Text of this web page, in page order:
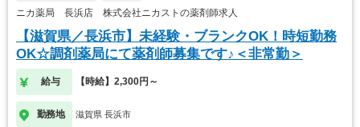
ニカ薬局 長浜店 株式会社ニカストの薬剤師求人
【滋賀県／長浜市】未経験・ブランクOK！時短勤務
OK☆調剤薬局にて薬剤師募集です♪＜非常勤＞
給与 【時給】2,300円～
勤務地 滋賀県 長浜市